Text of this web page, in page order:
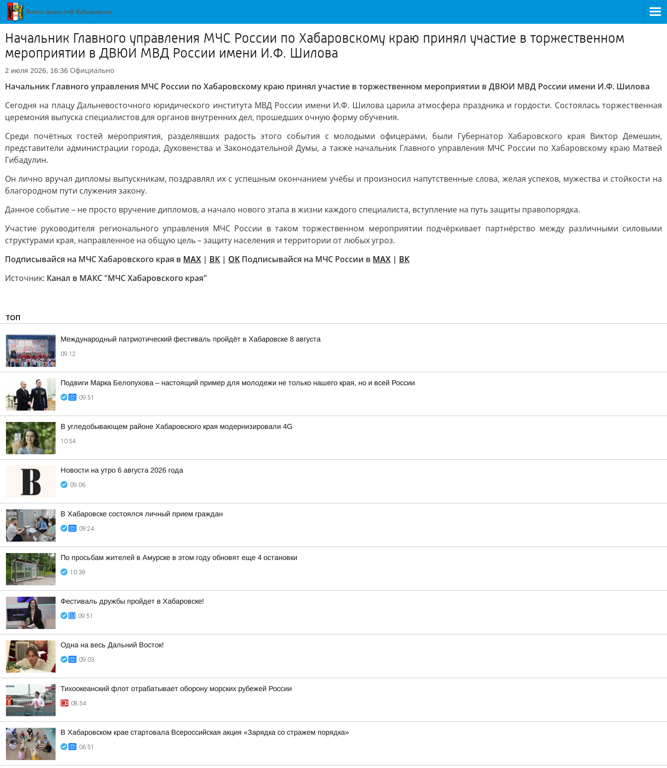
Начальник Главного управления МЧС России по Хабаровскому краю принял участие в торжественном
мероприятии в ДВЮИ МВД России имени И.Ф. Шилова
2 июля 2026, 16:36 Официально
Начальник Главного управления МЧС России по Хабаровскому краю принял участие в торжественном мероприятии в ДВЮИ МВД России имени И.Ф. Шилова
Сегодня на плацу Дальневосточного юридического института МВД России имени И.Ф. Шилова царила атмосфера праздника и гордости. Состоялась торжественная
церемония выпуска специалистов для органов внутренних дел, прошедших очную форму обучения.
Среди почётных гостей мероприятия, разделявших радость этого события с молодыми офицерами, были Губернатор Хабаровского края Виктор Демешин,
представители администрации города, Духовенства и Законодательной Думы, а также начальник Главного управления МЧС России по Хабаровскому краю Матвей
Гибадулин.
Он лично вручал дипломы выпускникам, поздравлял их с успешным окончанием учёбы и произносил напутственные слова, желая успехов, мужества и стойкости на
благородном пути служения закону.
Данное событие – не просто вручение дипломов, а начало нового этапа в жизни каждого специалиста, вступление на путь защиты правопорядка.
Участие руководителя регионального управления МЧС России в таком торжественном мероприятии подчёркивает партнёрство между различными силовыми
структурами края, направленное на общую цель – защиту населения и территории от любых угроз.
Подписывайся на МЧС Хабаровского края в МАХ | ВК | ОК Подписывайся на МЧС России в MAX | ВК
Источник: Канал в МАКС "МЧС Хабаровского края"
ТОП
Международный патриотический фестиваль пройдёт в Хабаровске 8 августа
09:12
Подвиги Марка Белопухова – настоящий пример для молодежи не только нашего края, но и всей России
09:51
В угледобывающем районе Хабаровского края модернизировали 4G
10:54
Новости на утро 6 августа 2026 года
09:06
В Хабаровске состоялся личный прием граждан
09:24
По просьбам жителей в Амурске в этом году обновят еще 4 остановки
10:39
Фестиваль дружбы пройдет в Хабаровске!
09:51
Одна на весь Дальний Восток!
09:03
Тихоокеанский флот отрабатывает оборону морских рубежей России
08:54
В Хабаровском крае стартовала Всероссийская акция «Зарядка со стражем порядка»
06:51